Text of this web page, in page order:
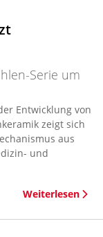
Serie um
Entwicklung von
zeigt sich
aus
und
Weiterlesen